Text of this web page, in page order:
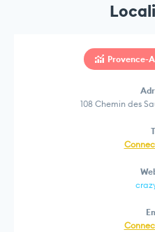
Provence-
108 Chemin des